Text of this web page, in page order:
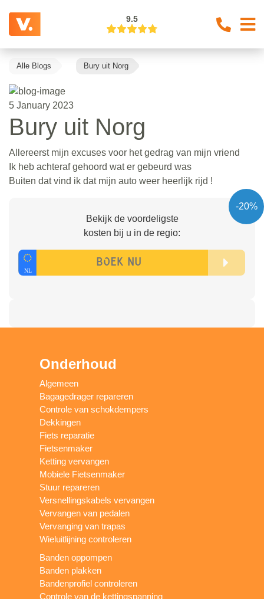
9.5
Alle Blogs Bury uit Norg
5 January 2023
Bury uit Norg
Allereerst mijn excuses voor het gedrag van mijn vriend
Ik heb achteraf gehoord wat er gebeurd was
Buiten dat vind ik dat mijn auto weer heerlijk rijd !
-20%
Bekijk de voordeligste
kosten bij u in de regio:
Onderhoud
Algemeen
Bagagedrager repareren
Controle van schokdempers
Dekkingen
Fiets reparatie
Fietsenmaker
Ketting vervangen
Mobiele Fietsenmaker
Stuur repareren
Versnellingskabels vervangen
Vervangen van pedalen
Vervanging van trapas
Wieluitlijning controleren
Banden oppompen
Banden plakken
Bandenprofiel controleren
Controle van de kettingspanning